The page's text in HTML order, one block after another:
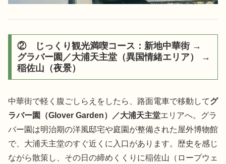
② じっくり観光満喫コース：新地中華街 →
グラバー園／大浦天主堂（異国情緒エリア） →
稲佐山（夜景）
中華街で軽く腹ごしらえをしたら、路面電車で移動してグ
ラバー園（Glover Garden）／大浦天主堂エリアへ。グラ
バー園は明治期の洋風邸宅や庭園が整備された屋外博物館
で、大浦天主堂のすぐ近くに入口があります。歴史を感じ
ながら散策し、その日の締めくくりに稲佐山（ロープウェ